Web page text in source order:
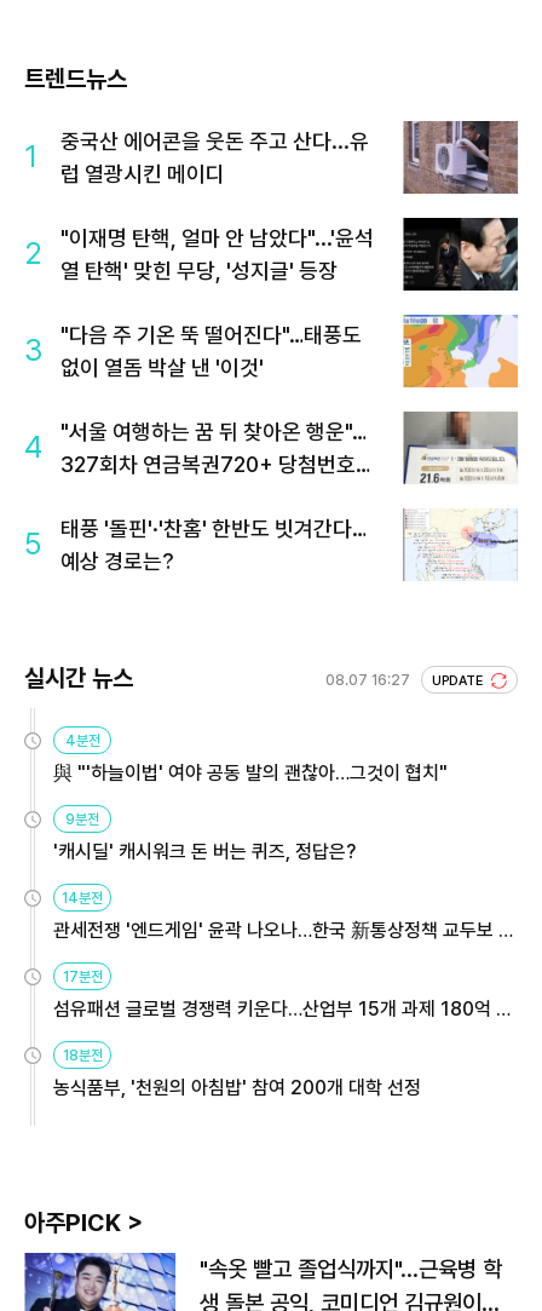
트렌드뉴스
1
중국산 에어콘을 웃돈 주고 산다...유
럽 열광시킨 메이디
2
"이재명 탄핵, 얼마 안 남았다"...'윤석
열 탄핵' 맞힌 무당, '성지글' 등장
3
"다음 주 기온 뚝 떨어진다"…태풍도
없이 열돔 박살 낸 '이것'
4
"서울 여행하는 꿈 뒤 찾아온 행운"…
327회차 연금복권720+ 당첨번호조
5
태풍 '돌핀'·'찬홈' 한반도 빗겨간다…
예상 경로는?
실시간 뉴스 08.07 16:27 UPDATE
4분전
與 "'하늘이법' 여야 공동 발의 괜찮아…그것이 협치"
9분전
'캐시딜' 캐시워크 돈 버는 퀴즈, 정답은?
14분전
관세전쟁 '엔드게임' 윤곽 나오나…한국 新통상정책 교두보 활
용해야
17분전
섬유패션 글로벌 경쟁력 키운다…산업부 15개 과제 180억 지
원
18분전
농식품부, '천원의 아침밥' 참여 200개 대학 선정
아주PICK >
"속옷 빨고 졸업식까지"…근육병 학
생 돌본 공익, 코미디언 김규원이었